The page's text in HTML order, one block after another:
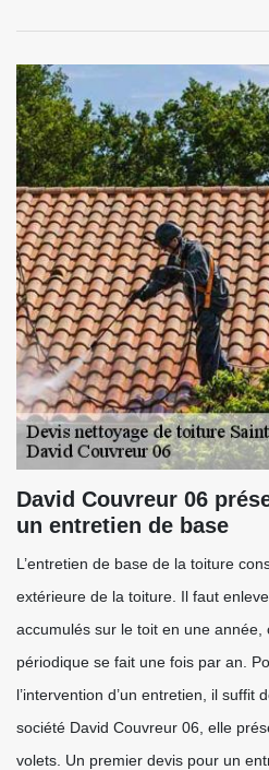
David Couvreur 06
un entretien de base
L’entretien de base de la toiture
extérieure de la toiture. Il faut
accumulés sur le toit en une année,
périodique se fait une fois par an.
l’intervention d’un entretien, il suffit
société David Couvreur 06, elle
volets. Un premier devis pour un